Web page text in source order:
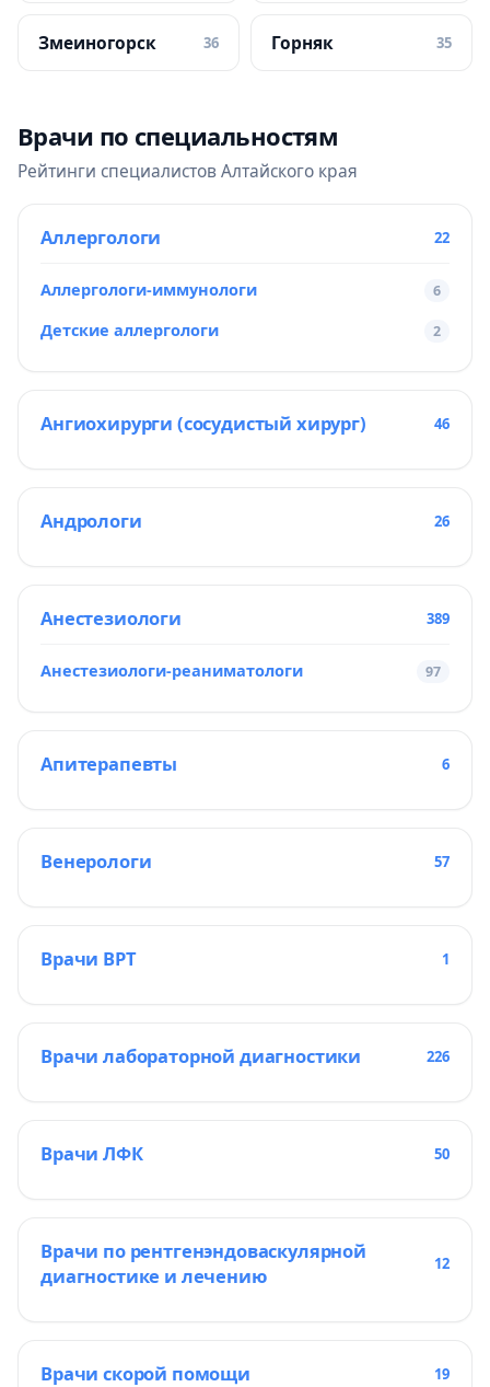
Змеиногорск 36 Горняк 35
Врачи по специальностям
Рейтинги специалистов Алтайского края
Аллергологи 22
Аллергологи-иммунологи 6
Детские аллергологи 2
Ангиохирурги (сосудистый хирург) 46
Андрологи 26
Анестезиологи 389
Анестезиологи-реаниматологи 97
Апитерапевты 6
Венерологи 57
Врачи ВРТ 1
Врачи лабораторной диагностики 226
Врачи ЛФК 50
Врачи по рентгенэндоваскулярной
диагностике и лечению
12
Врачи скорой помощи 19